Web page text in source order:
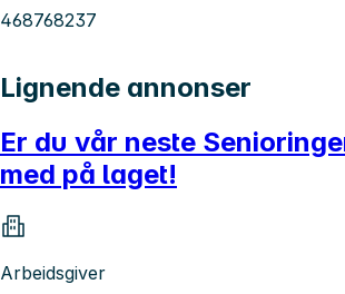
468768237
Lignende annonser
Er du vår neste
med på laget!
Arbeidsgiver